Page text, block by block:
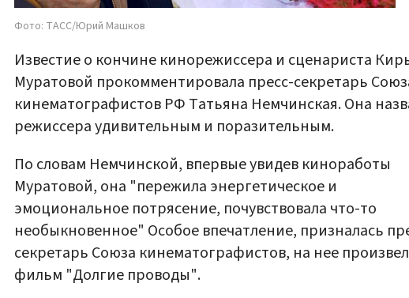
Фото: ТАСС/Юрий Машков
Известие о кончине кинорежиссера и сценариста
Муратовой прокомментировала пресс-секретарь
кинематографистов РФ Татьяна Немчинская. Она
режиссера удивительным и поразительным.
По словам Немчинской, впервые увидев киноработы
Муратовой, она "пережила энергетическое и
эмоциональное потрясение, почувствовала что-то
необыкновенное" Особое впечатление, призналась
секретарь Союза кинематографистов, на нее произвел
фильм "Долгие проводы".